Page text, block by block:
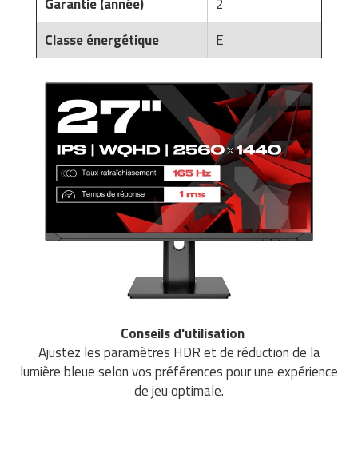
Classe énergétique
E
Conseils d'utilisation
Ajustez les paramètres HDR et de réduction de la
lumière bleue selon vos préférences pour une expérience
de jeu optimale.